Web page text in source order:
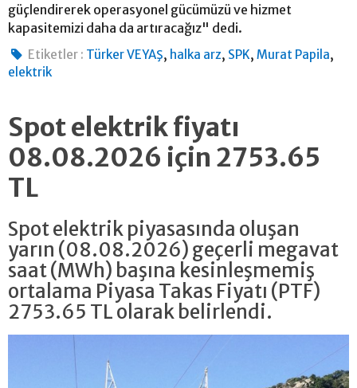
güçlendirerek operasyonel gücümüzü ve hizmet
kapasitemizi daha da artıracağız" dedi.
Etiketler : Türker VEYAŞ, halka arz, SPK,Murat Papila,
elektrik
Spot elektrik fiyatı
08.08.2026 için 2753.65
TL
Spot elektrik piyasasında oluşan
yarın (08.08.2026) geçerli megavat
saat (MWh) başına kesinleşmemiş
ortalama Piyasa Takas Fiyatı (PTF)
2753.65 TL olarak belirlendi.